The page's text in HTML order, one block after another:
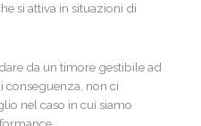
si attiva in situazioni di
da un timore gestibile ad
conseguenza, non ci
nel caso in cui siamo